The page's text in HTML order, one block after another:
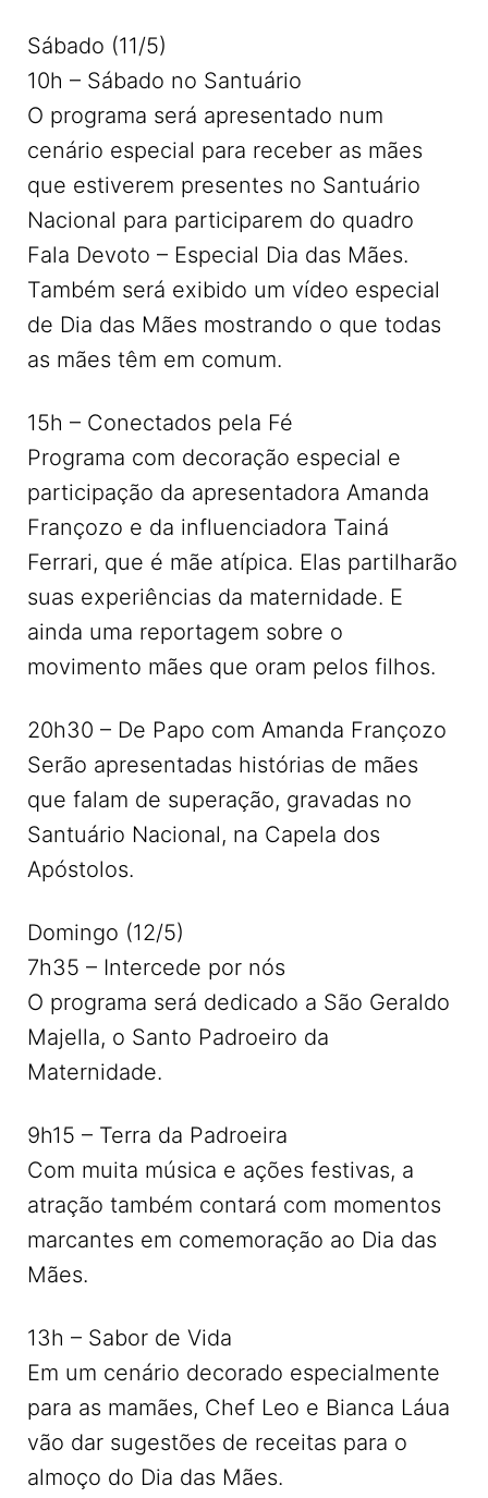
Sábado (11/5)
10h – Sábado no Santuário
O programa será apresentado num
cenário especial para receber as mães
que estiverem presentes no Santuário
Nacional para participarem do quadro
Fala Devoto – Especial Dia das Mães.
Também será exibido um vídeo especial
de Dia das Mães mostrando o que todas
as mães têm em comum.
15h – Conectados pela Fé
Programa com decoração especial e
participação da apresentadora Amanda
Françozo e da influenciadora Tainá
Ferrari, que é mãe atípica. Elas partilharão
suas experiências da maternidade. E
ainda uma reportagem sobre o
movimento mães que oram pelos filhos.
20h30 – De Papo com Amanda Françozo
Serão apresentadas histórias de mães
que falam de superação, gravadas no
Santuário Nacional, na Capela dos
Apóstolos.
Domingo (12/5)
7h35 – Intercede por nós
O programa será dedicado a São Geraldo
Majella, o Santo Padroeiro da
Maternidade.
9h15 – Terra da Padroeira
Com muita música e ações festivas, a
atração também contará com momentos
marcantes em comemoração ao Dia das
Mães.
13h – Sabor de Vida
Em um cenário decorado especialmente
para as mamães, Chef Leo e Bianca Láua
vão dar sugestões de receitas para o
almoço do Dia das Mães.